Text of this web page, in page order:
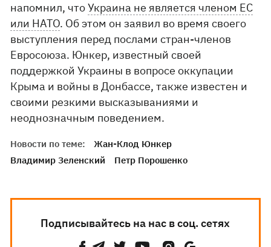
напомнил, чтоУкраина не является членом ЕС
или НАТО. Об этом он заявил во время своего
выступления перед послами стран-членов
Евросоюза. Юнкер, известный своей
поддержкой Украины в вопросе оккупации
Крыма и войны в Донбассе, также известен и
своими резкими высказываниями и
неоднозначным поведением.
Новости по теме:
Жан-Клод Юнкер
Владимир Зеленский
Петр Порошенко
Подписывайтесь на нас в соц. сетях